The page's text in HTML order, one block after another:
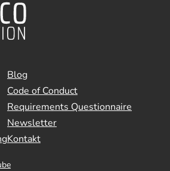
Blog
Code of Conduct
Requirements Questionnaire
Newsletter
Kontakt